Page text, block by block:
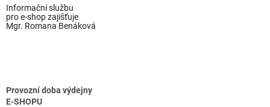
Informační službu
pro e-shop zajišťuje
Mgr. Romana Benáková
Provozní doba výdejny
E-SHOPU